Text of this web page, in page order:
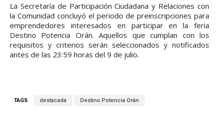
La Secretaría de Participación Ciudadana y Relaciones con
la Comunidad concluyó el periodo de preinscripciones para
emprendedores interesados en participar en la feria
Destino Potencia Orán. Aquellos que cumplan con los
requisitos y criterios serán seleccionados y notificados
antes de las 23:59 horas del 9 de julio.
TAGS destacada Destino Potencia Orán